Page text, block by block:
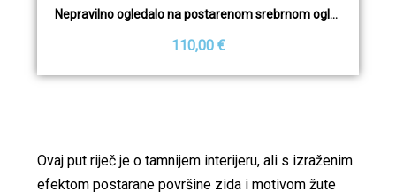
Nepravilno ogledalo na postarenom srebrnom ogledalu – SPINEL
110,00 €
Ovaj put riječ je o tamnijem interijeru, ali s izraženim
efektom postarane površine zida i motivom žute